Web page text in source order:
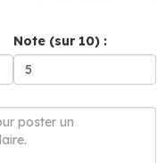
Note (sur 10) :